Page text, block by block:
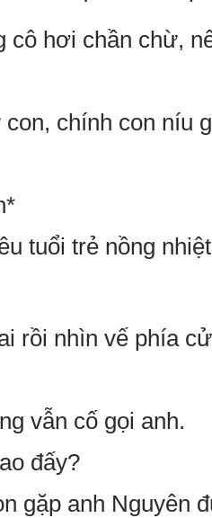
cô hơi chần chừ,
chính con níu
tuổi trẻ nồng
rồi nhìn vế phía
vẫn cố gọi anh.
đấy?
gặp anh Nguyên